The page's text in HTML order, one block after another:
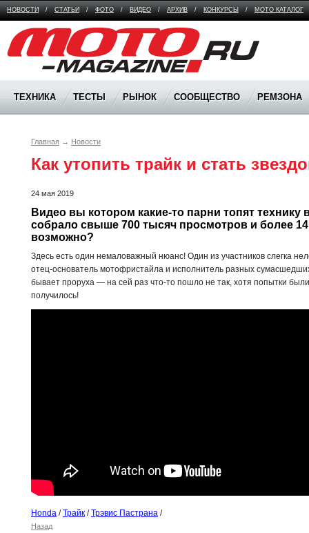
НОВОСТИ / СТАТЬИ / ФОТО / ВИДЕО / АРХИВ / КОНКУРСЫ / МОТО КАТАЛОГ
Moto Magazine
ТЕХНИКА ТЕСТЫ РЫНОК СООБЩЕСТВО РЕМЗОНА
Главная → Новости
Как утопить трайк и стать
24 мая 2019
Видео вы котором какие-то парни топят технику
собрало свыше 700 тысяч просмотров и более
возможно?
Здесь есть один немаловажный нюанс! Один из участников слегка
отец-основатель мотофристайла и исполнитель разных
бывает проруха — на сей раз что-то пошло не так, хотя попытки
получилось!
Honda /Трайк /Трэвис Пастрана /
Назад